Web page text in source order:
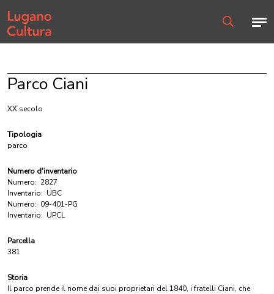
Home page
Parco Ciani
XX secolo
Tipologia
parco
Numero d'inventario
Numero: 2827
Inventario: UBC
Numero: 09-401-PG
Inventario: UPCL
Parcella
381
Storia
Il parco prende il nome dai suoi proprietari del 1840, i fratelli Ciani, che